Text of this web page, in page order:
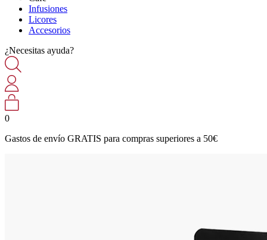
Infusiones
Licores
Accesorios
¿Necesitas ayuda?
0
Gastos de envío GRATIS para compras superiores a 50€